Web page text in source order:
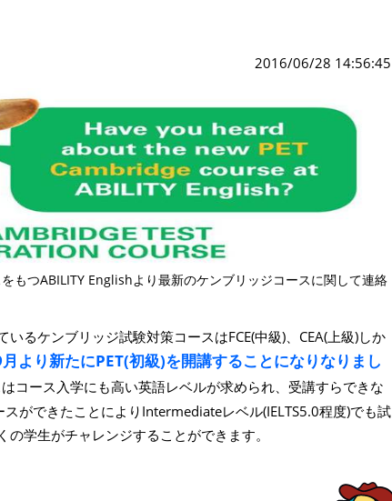
2016/06/28 14:56:45
もつABILITY Englishより最新のケンブリッジコースに関して連絡
るケンブリッジ試験対策コースはFCE(中級)、CEA(上級)しか
より新たにPET(初級)を開講することになりなりまし
コース入学にも高い英語レベルが求められ、受講すらできな
ができたことによりIntermediateレベル(IELTS5.0程度)でも試
学生がチャレンジすることができます。